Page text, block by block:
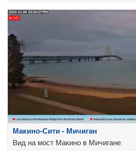
Макино-Сити - Мичиган
Вид на мост Макино в Мичигане